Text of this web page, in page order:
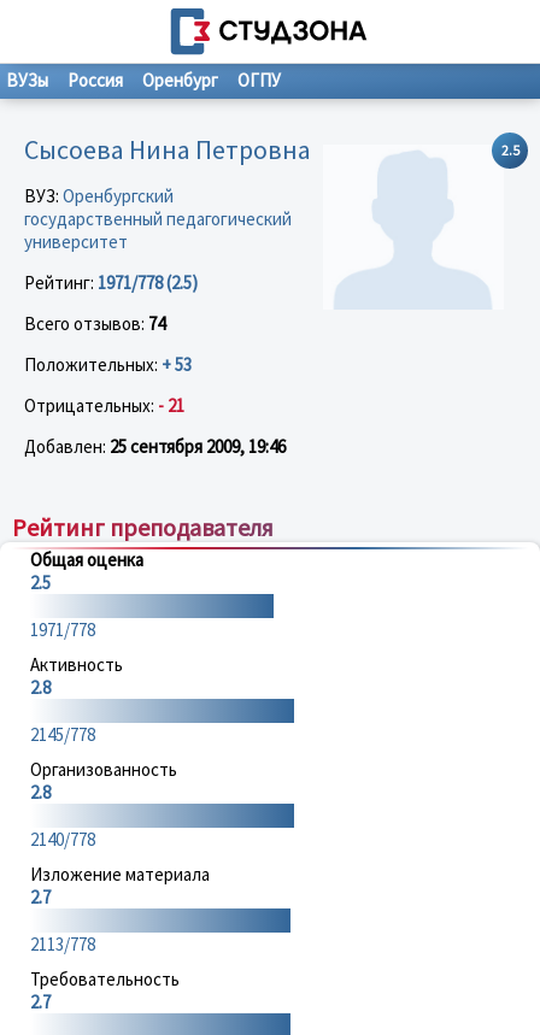
ВУЗы Россия Оренбург ОГПУ
2.5
Сысоева Нина Петровна
ВУЗ: Оренбургский
государственный педагогический
университет
Рейтинг: 1971/778 (2.5)
Всего отзывов: 74
Положительных: + 53
Отрицательных: - 21
Добавлен: 25 сентября 2009, 19:46
Рейтинг преподавателя
Общая оценка
2.5
1971/778
Активность
2.8
2145/778
Организованность
2.8
2140/778
Изложение материала
2.7
2113/778
Требовательность
2.7